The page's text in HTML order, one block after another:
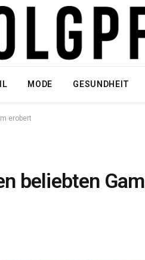
MODE GESUNDHEIT
erobert
beliebten